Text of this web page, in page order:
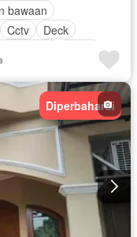
bawaan
Cctv
Deck
jaga
Internet
Keamanan
Kolam renang
24 jam
Wifi
Kabel video
Diperbaharui